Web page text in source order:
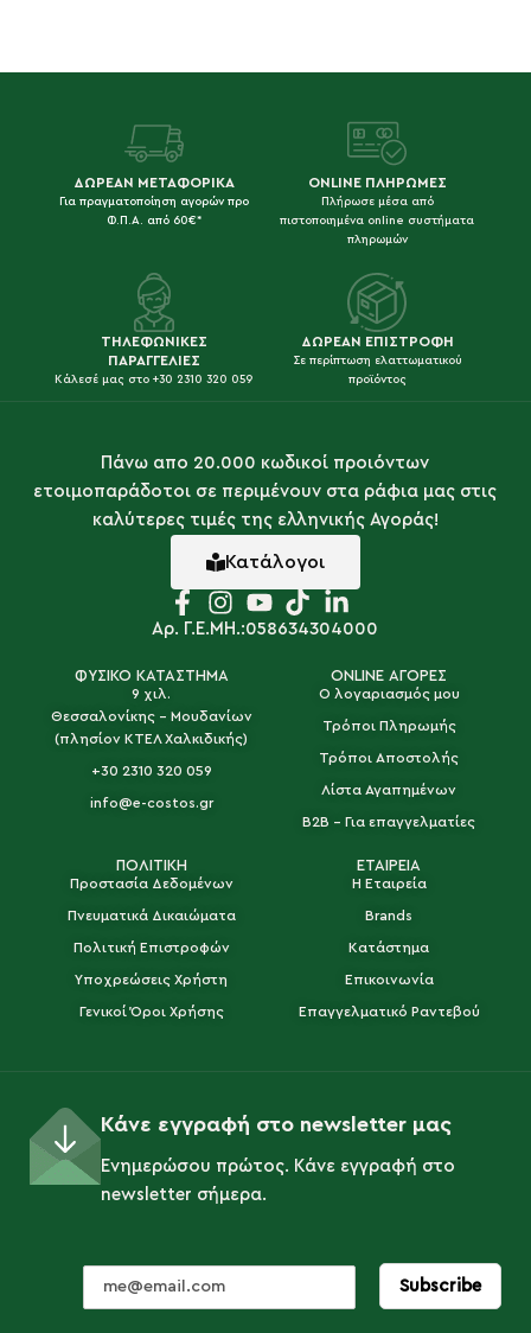
ΔΩΡΕΑΝ ΜΕΤΑΦΟΡΙΚΑ
Για πραγματοποίηση αγορών προ
Φ.Π.Α. από 60€*
ONLINE ΠΛΗΡΩΜΕΣ
Πλήρωσε μέσα από
πιστοποιημένα online συστήματα
πληρωμών
ΤΗΛΕΦΩΝΙΚΕΣ
ΠΑΡΑΓΓΕΛΙΕΣ
Κάλεσέ μας στο +30 2310 320 059
ΔΩΡΕΑΝ ΕΠΙΣΤΡΟΦΗ
Σε περίπτωση ελαττωματικού
προϊόντος
Πάνω απο 20.000 κωδικοί προιόντων
ετοιμοπαράδοτοι σε περιμένουν στα ράφια μας στις
καλύτερες τιμές της ελληνικής Αγοράς!
Κατάλογοι
Αρ. Γ.Ε.ΜΗ.:058634304000
ΦΥΣΙΚΟ ΚΑΤΑΣΤΗΜΑ
9 χιλ.
Θεσσαλονίκης - Μουδανίων
(πλησίον ΚΤΕΛ Χαλκιδικής)
+30 2310 320 059
info@e-costos.gr
ONLINE ΑΓΟΡΕΣ
Ο λογαριασμός μου
Τρόποι Πληρωμής
Τρόποι Αποστολής
Λίστα Αγαπημένων
B2B - Για επαγγελματίες
ΠΟΛΙΤΙΚΗ
Προστασία Δεδομένων
Πνευματικά Δικαιώματα
Πολιτική Επιστροφών
Υποχρεώσεις Χρήστη
Γενικοί Όροι Χρήσης
ΕΤΑΙΡΕΙΑ
Η Εταιρεία
Brands
Κατάστημα
Επικοινωνία
Επαγγελματικό Ραντεβού
Κάνε εγγραφή στο newsletter μας
Ενημερώσου πρώτος. Κάνε εγγραφή στο
newsletter σήμερα.